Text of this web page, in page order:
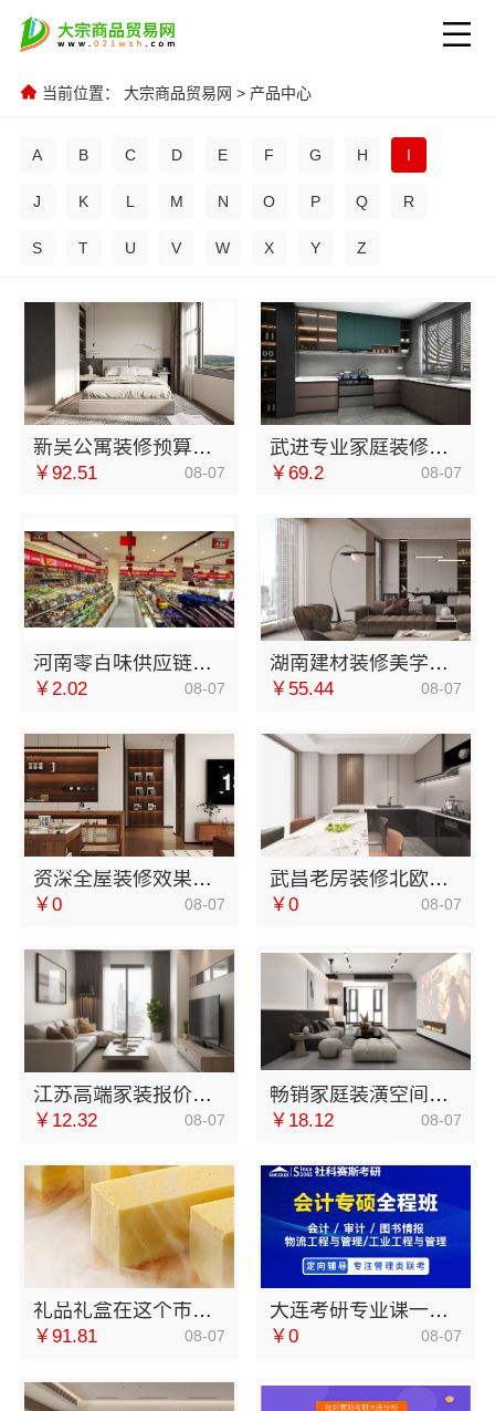
当前位置： 大宗商品贸易网 > 产品中心
A B C D E F G H I
J K L M N O P Q R
S T U V W X Y Z
新吴公寓装修预算是多少？无锡亿莱居装饰工程材料有限公司帮您规划
￥92.51 08-07
武进专业家庭装修效果图，常州宜居佳装饰设计方案展示
￥69.2 08-07
河南零百味供应链有限公司社区轻投入零食硬折扣适配全场景
￥2.02 08-07
湖南建材装修美学筑家怎么选，对比这3点
￥55.44 08-07
资深全屋装修效果图，南通宏域全宅装饰建材有限公司案例精选
￥0 08-07
武昌老房装修北欧风靠谱吗？同城快装（湖北）科技有限公司专业解析
￥0 08-07
江苏高端家装报价，南京市创亿讯透明实惠
￥12.32 08-07
畅销家庭装潢空间布局大概报价，浙江乐享新材料有限公司
￥18.12 08-07
礼品礼盒在这个市场中销量怎么样
￥91.81 08-07
大连考研专业课一对一 社科赛斯考研专注考研教育
￥0 08-07